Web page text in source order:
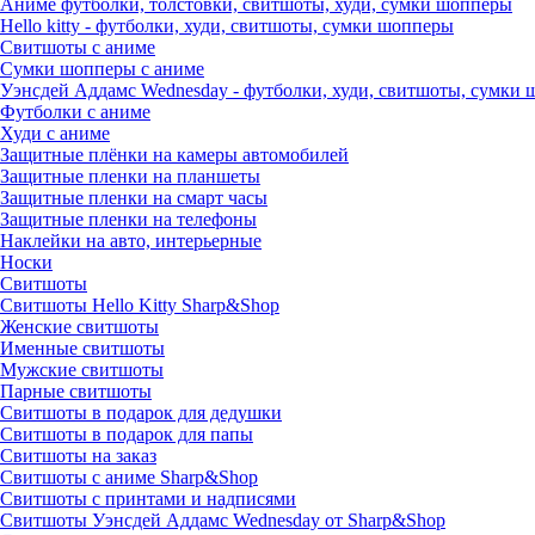
Аниме футболки, толстовки, свитшоты, худи, сумки шопперы
Hello kitty - футболки, худи, свитшоты, сумки шопперы
Свитшоты с аниме
Сумки шопперы с аниме
Уэнсдей Аддамс Wednesday - футболки, худи, свитшоты, сумки
Футболки с аниме
Худи с аниме
Защитные плёнки на камеры автомобилей
Защитные пленки на планшеты
Защитные пленки на смарт часы
Защитные пленки на телефоны
Наклейки на авто, интерьерные
Носки
Свитшоты
Cвитшоты Hello Kitty Sharp&Shop
Женские свитшоты
Именные свитшоты
Мужские свитшоты
Парные свитшоты
Свитшоты в подарок для дедушки
Свитшоты в подарок для папы
Свитшоты на заказ
Свитшоты с аниме Sharp&Shop
Свитшоты с принтами и надписями
Свитшоты Уэнсдей Аддамс Wednesday от Sharp&Shop